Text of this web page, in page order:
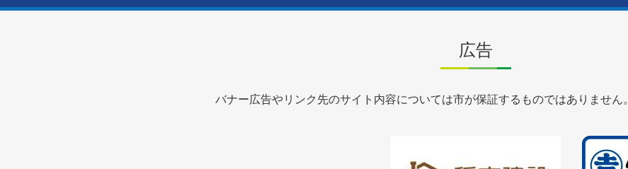
広告
バナー広告やリンク先のサイト内容については市が保証するものではありません。
1
枚